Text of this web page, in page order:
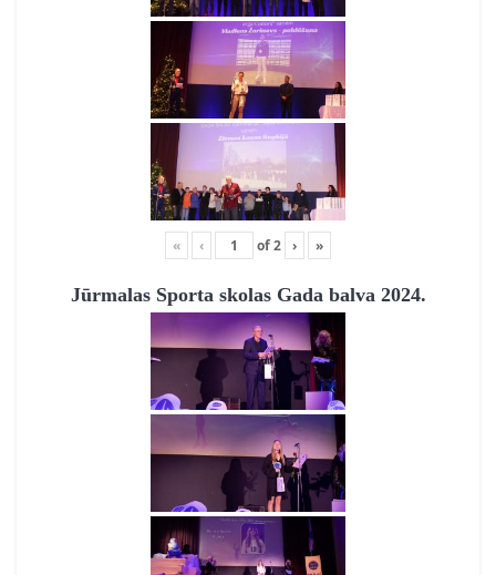
« ‹ of2 › »
Jūrmalas Sporta skolas Gada balva 2024.